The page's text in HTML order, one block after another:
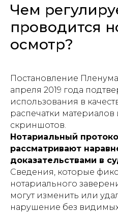
Чем
проводится
осмотр?
Постановление
апреля 2019 года
использования в
распечатки материалов
скриншотов.
Нотариальный
рассматривают
доказательствами в
Сведения, которые
нотариального
могут изменить или
нарушение без